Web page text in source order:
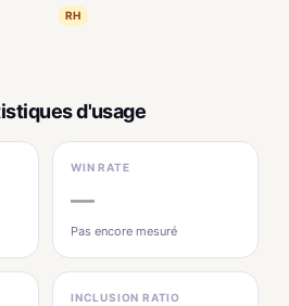
RH
d'usage
WIN RATE
—
Pas encore mesuré
INCLUSION RATIO